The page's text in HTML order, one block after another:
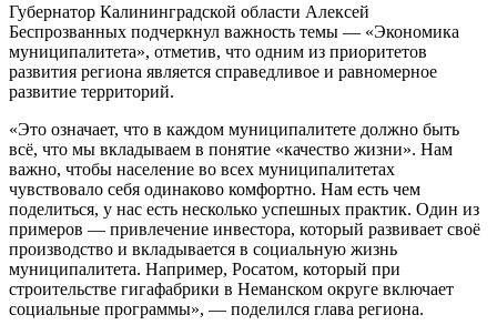
Губернатор Калининградской области Алексей
Беспрозванных подчеркнул важность темы — «Экономика
муниципалитета», отметив, что одним из приоритетов
развития региона является справедливое и равномерное
развитие территорий.
«Это означает, что в каждом муниципалитете должно быть
всё, что мы вкладываем в понятие «качество жизни». Нам
важно, чтобы население во всех муниципалитетах
чувствовало себя одинаково комфортно. Нам есть чем
поделиться, у нас есть несколько успешных практик. Один из
примеров — привлечение инвестора, который развивает своё
производство и вкладывается в социальную жизнь
муниципалитета. Например, Росатом, который при
строительстве гигафабрики в Неманском округе включает
социальные программы», — поделился глава региона.